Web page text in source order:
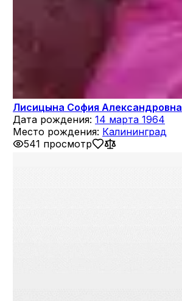
Лисицына София Александровна
Дата рождения: 14 марта 1964
Место рождения: Калининград
541 просмотр